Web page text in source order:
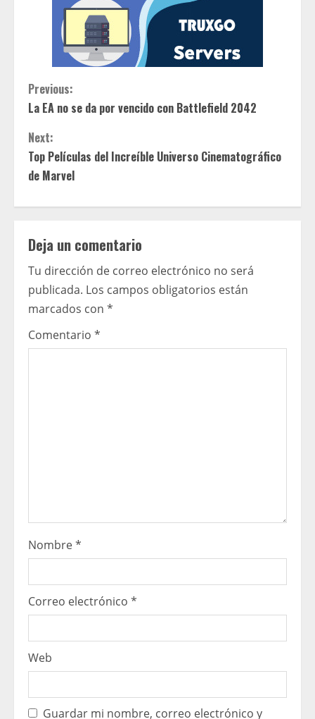
C
o
n
t
i
n
u
e
R
e
Previous:
La EA no se da por vencido con Battlefield 2042
Next:
Top Películas del Increíble Universo Cinematográfico
de Marvel
Deja un comentario
Tu dirección de correo electrónico no será
publicada. Los campos obligatorios están
marcados con *
Comentario *
Nombre*
Correo electrónico *
Web
Guardar mi nombre, correo electrónico y